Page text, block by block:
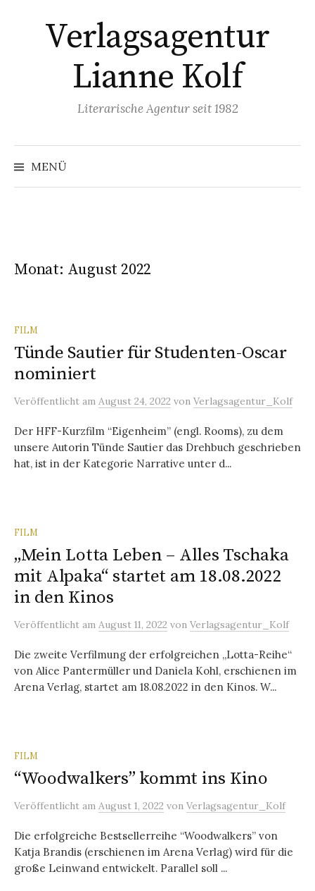
Verlagsagentur
Lianne Kolf
Literarische Agentur seit 1982
MENÜ
Monat: August 2022
FILM
Tünde Sautier für Studenten-Oscar
nominiert
Veröffentlicht am August 24, 2022 von Verlagsagentur_Kolf
Der HFF-Kurzfilm “Eigenheim” (engl. Rooms), zu dem
unsere Autorin Tünde Sautier das Drehbuch geschrieben
hat, ist in der Kategorie Narrative unter d...
FILM
„Mein Lotta Leben – Alles Tschaka
mit Alpaka“ startet am 18.08.2022
in den Kinos
Veröffentlicht am August 11, 2022 von Verlagsagentur_Kolf
Die zweite Verfilmung der erfolgreichen „Lotta-Reihe“
von Alice Pantermüller und Daniela Kohl, erschienen im
Arena Verlag, startet am 18.08.2022 in den Kinos. W...
FILM
“Woodwalkers” kommt ins Kino
Veröffentlicht am August 1, 2022 von Verlagsagentur_Kolf
Die erfolgreiche Bestsellerreihe “Woodwalkers” von
Katja Brandis (erschienen im Arena Verlag) wird für die
große Leinwand entwickelt. Parallel soll ...